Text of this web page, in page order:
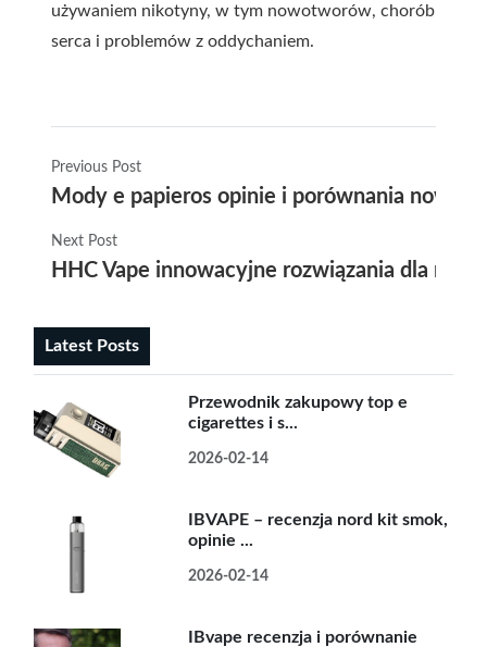
używaniem nikotyny, w tym nowotworów, chorób
serca i problemów z oddychaniem.
Previous Post
Mody e papieros opinie i porównania
Next Post
HHC Vape innowacyjne rozwiązania dla
Latest Posts
Przewodnik zakupowy top e
cigarettes i s...
2026-02-14
IBVAPE – recenzja nord kit smok,
opinie ...
2026-02-14
IBvape recenzja i porównanie